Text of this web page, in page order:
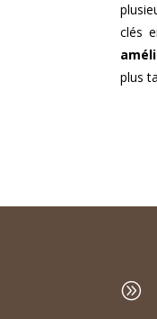
clés
plus
A